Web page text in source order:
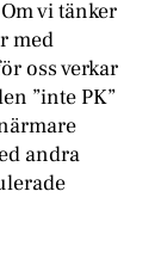
vi tänker
med
oss verkar
”inte PK”
andra